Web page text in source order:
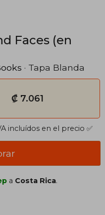
Faces (en
· Tapa Blanda
₡ 7.061
incluídos en el precio ✅
a Costa Rica.